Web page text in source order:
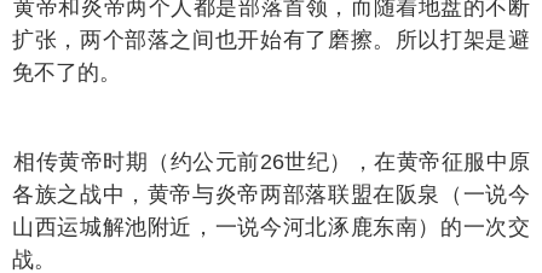
和炎帝两个人都是部落首领，而随着地盘的不断
扩张，两个部落之间也开始有了磨擦。所以打架是避
免不了的。
黄帝时期（约公元前26世纪），在黄帝征服中原
各族之战中，黄帝与炎帝两部落联盟在阪泉（一说今
山西运城解池附近，一说今河北涿鹿东南）的一次交
战。